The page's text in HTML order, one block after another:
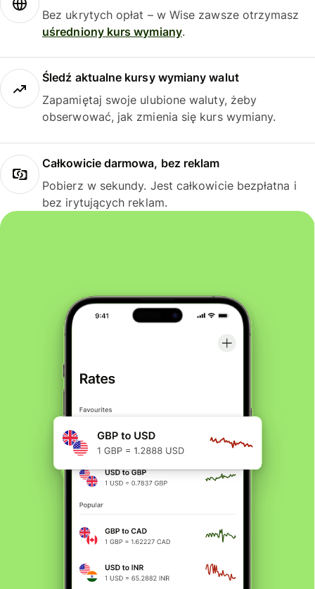
Bez ukrytych opłat – w Wise zawsze otrzymasz
uśredniony kurs wymiany.
Śledź aktualne kursy wymiany walut
Zapamiętaj swoje ulubione waluty, żeby
obserwować, jak zmienia się kurs wymiany.
Całkowicie darmowa, bez reklam
Pobierz w sekundy. Jest całkowicie bezpłatna i
bez irytujących reklam.